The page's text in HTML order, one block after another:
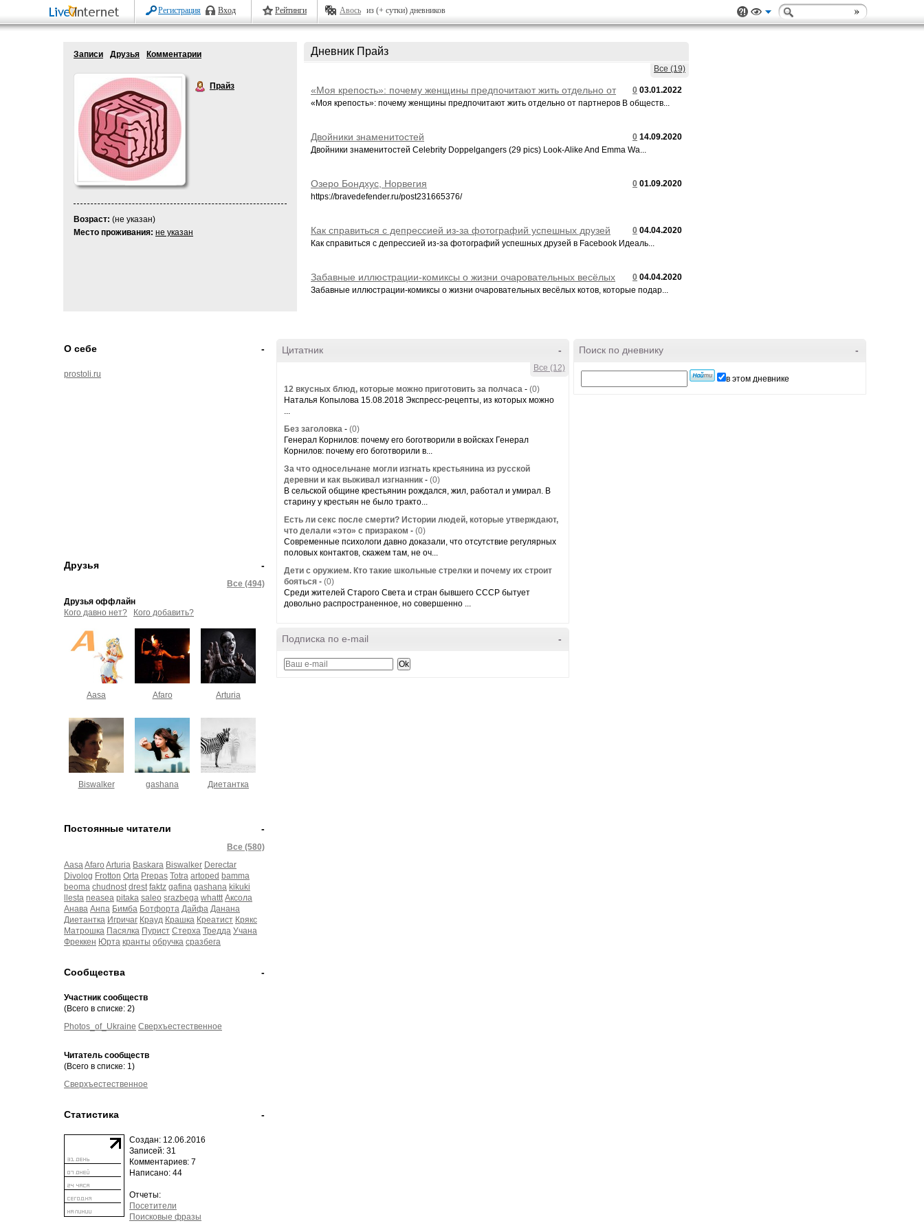
Регистрация Вход Рейтинги Авось из (+ сутки) дневников
Записи Друзья Комментарии
Прайз
Возраст: (не указан)
Место проживания: не указан
Дневник Прайз
Все (19)
0 03.01.2022
«Моя крепость»: почему женщины предпочитают жить отдельно от
партнеров
«Моя крепость»: почему женщины предпочитают жить отдельно от партнеров В обществ...
0 14.09.2020
Двойники знаменитостей
Двойники знаменитостей Celebrity Doppelgangers (29 pics) Look-Alike And Emma Wa...
0 01.09.2020
Озеро Бондхус, Норвегия
https://bravedefender.ru/post231665376/
0 04.04.2020
Как справиться с депрессией из-за фотографий успешных друзей
Как справиться с депрессией из-за фотографий успешных друзей в Facebook Идеаль...
0 04.04.2020
Забавные иллюстрации-комиксы о жизни очаровательных весёлых
котов, которые подарят хорошее настроение
Забавные иллюстрации-комиксы о жизни очаровательных весёлых котов, которые подар...
-
О себе
prostoli.ru
-
Друзья
Все (494)
Друзья оффлайн
Кого давно нет?
Кого добавить?
Aasa Afaro Arturia
Biswalker gashana Диетантка
-
Постоянные читатели
Все (580)
AasaAfaro Arturia Baskara Biswalker Derectar
Divolog Frotton Orta Prepas Totra artoped bamma
beoma chudnost drest faktz gafina gashana kikuki
llesta neasea pitaka saleo srazbega whattt Аксола
Анава Анпа Бимба Ботфорта Дайфа Данана
Диетантка Игричаг Крауд Крашка Креатист Крякс
Матрошка Пасялка Пурист Стерха Тредда Учана
Фреккен Юрта кранты обручка сразбега
-
Сообщества
Участник сообществ
(Всего в списке: 2)
Photos_of_Ukraine Сверхъестественное
Читатель сообществ
(Всего в списке: 1)
Сверхъестественное
-
Статистика
Создан: 12.06.2016
Записей: 31
Комментариев: 7
Написано: 44
Отчеты:
Посетители
Поисковые фразы
-
Цитатник
Все (12)
12 вкусных блюд, которые можно приготовить за полчаса - (0)
Наталья Копылова 15.08.2018 Экспресс-рецепты, из которых можно
...
Без заголовка - (0)
Генерал Корнилов: почему его боготворили в войсках Генерал
Корнилов: почему его боготворили в...
За что односельчане могли изгнать крестьянина из русской
деревни и как выживал изгнанник - (0)
В сельской общине крестьянин рождался, жил, работал и умирал. В
старину у крестьян не было тракто...
Есть ли секс после смерти? Истории людей, которые утверждают,
что делали «это» с призраком - (0)
Современные психологи давно доказали, что отсутствие регулярных
половых контактов, скажем там, не оч...
Дети с оружием. Кто такие школьные стрелки и почему их строит
бояться - (0)
Среди жителей Старого Света и стран бывшего СССР бытует
довольно распространенное, но совершенно ...
-
Подписка по e-mail
-
Поиск по дневнику
в этом дневнике